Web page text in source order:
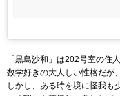
「黒島沙和」は202号室の住
数学好きの大人しい性格だが
しかし、ある時を境に怪我も